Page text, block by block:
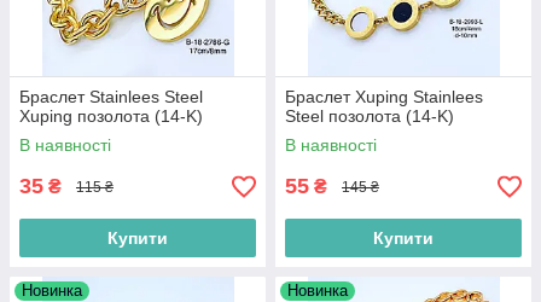
Браслет Stainlees Steel
Xuping позолота (14-K)
В наявності
35 ₴ 115 ₴
Купити
Браслет Xuping Stainlees
Steel позолота (14-K)
В наявності
55 ₴ 145 ₴
Купити
Новинка Новинка